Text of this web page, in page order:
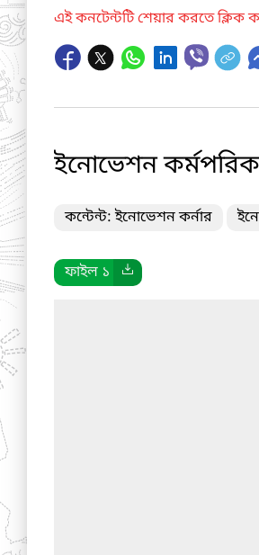
এই কনটেন্টটি শেয়ার করতে ক্লিক
ইনোভেশন
কন্টেন্ট: ইনোভেশন কর্নার
ফাইল ১